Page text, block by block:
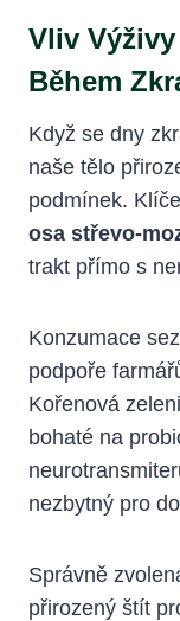
Vliv
Během
Když se dny
naše tělo
podmínek.
osa střevo-
trakt přímo s
Konzumace
podpoře
Kořenová
bohaté na
nezbytný pro
Správně
přirozený štít